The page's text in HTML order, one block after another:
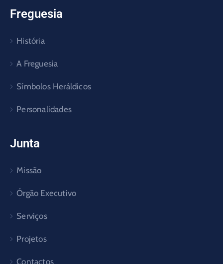
Freguesia
História
A Freguesia
Símbolos Heráldicos
Personalidades
Junta
Missão
Órgão Executivo
Serviços
Projetos
Contactos